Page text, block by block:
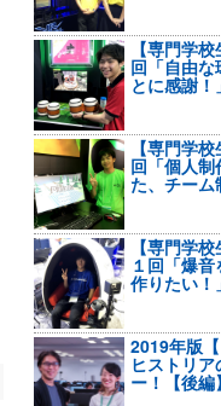
【専門学
回「自由な
とに感謝！
【専門学
回「個人制
た、チーム
【専門学
１回「爆
作りたい！
2019年版
ヒストリ
ー！【後編】